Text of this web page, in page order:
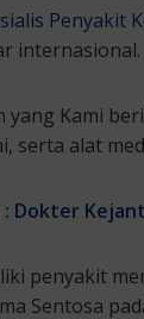
Penyakit
internasional.
yang Kami
serta alat
Dokter
penyakit
Sentosa